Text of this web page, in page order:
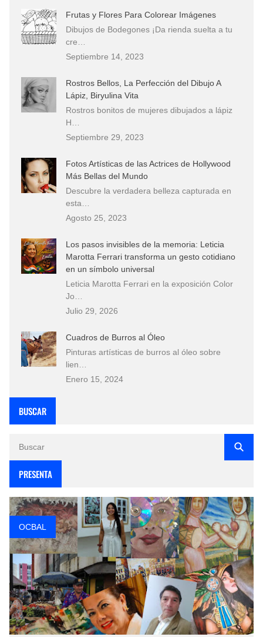
Frutas y Flores Para Colorear Imágenes
Dibujos de Bodegones ¡Da rienda suelta a tu
cre…
Septiembre 14, 2023
Rostros Bellos, La Perfección del Dibujo A
Lápiz, Biryulina Vita
Rostros bonitos de mujeres dibujados a lápiz
H…
Septiembre 29, 2023
Fotos Artísticas de las Actrices de Hollywood
Más Bellas del Mundo
Descubre la verdadera belleza capturada en
esta…
Agosto 25, 2023
Los pasos invisibles de la memoria: Leticia
Marotta Ferrari transforma un gesto cotidiano
en un símbolo universal
Leticia Marotta Ferrari en la exposición Color
Jo…
Julio 29, 2026
Cuadros de Burros al Óleo
Pinturas artísticas de burros al óleo sobre
lien…
Enero 15, 2024
BUSCAR
PRESENTA
OCBAL